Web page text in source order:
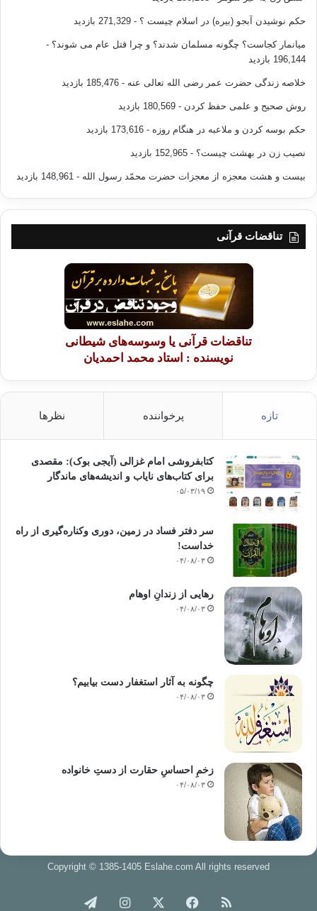
حکم نوشیدن آبجو (بیره) در اسلام چیست ؟ - 271,329 بازدید
میانمار کجاست؟ چگونه مسلمان شدند؟ و چرا قتل عام می شوند؟ -
196,144 بازدید
خلاصه زندگی حضرت عمر رضی الله تعالی عنه - 185,476 بازدید
روش صحیح و علمی حفظ کردن - 180,569 بازدید
حکم بوسه کردن و ملاعبه در هنگام روزه - 173,616 بازدید
نصیب زن در بهشت چیست؟ - 152,965 بازدید
بیست و هشت معجزه از معجزات حضرت محمّد رسول الله - 148,961 بازدید
تناقضات قرآنی
تناقضات قرآنی یا وسوسه‌های شیطانی
نویسنده : استاد محمد احمدیان
تازه پرخواننده نظرها
کتابفروشی امام غزالی (آیجی بوک): مقصدی
برای کتاب‌های نایاب و اندیشه‌های ماندگار
۰۵/۰۳/۱۹
سر دفتر فساد در زمین‌، دوری وکناره‌گیری از راه
خداست‌!
۰۴/۰۸/۰۳
رهایی از زندانِ اوهام
۰۴/۰۸/۰۳
چگونه به آثار استغفار دست بیابیم؟
۰۴/۰۸/۰۳
زخمِ احساسِ حقارت از دستِ خانواده
۰۴/۰۸/۰۳
Copyright © 1385-1405 Eslahe.com All rights reserved
خوراک فیس اینستاگرام